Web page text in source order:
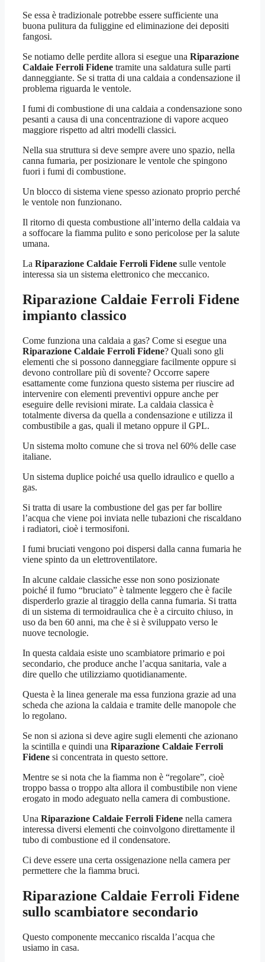
Se essa è tradizionale potrebbe essere sufficiente una
buona pulitura da fuliggine ed eliminazione dei depositi
fangosi.
Se notiamo delle perdite allora si esegue una Riparazione
Caldaie Ferroli Fidene tramite una saldatura sulle parti
danneggiante. Se si tratta di una caldaia a condensazione il
problema riguarda le ventole.
I fumi di combustione di una caldaia a condensazione sono
pesanti a causa di una concentrazione di vapore acqueo
maggiore rispetto ad altri modelli classici.
Nella sua struttura si deve sempre avere uno spazio, nella
canna fumaria, per posizionare le ventole che spingono
fuori i fumi di combustione.
Un blocco di sistema viene spesso azionato proprio perché
le ventole non funzionano.
Il ritorno di questa combustione all’interno della caldaia va
a soffocare la fiamma pulito e sono pericolose per la salute
umana.
La Riparazione Caldaie Ferroli Fidene sulle ventole
interessa sia un sistema elettronico che meccanico.
Riparazione Caldaie Ferroli Fidene
impianto classico
Come funziona una caldaia a gas? Come si esegue una
Riparazione Caldaie Ferroli Fidene? Quali sono gli
elementi che si possono danneggiare facilmente oppure si
devono controllare più di sovente? Occorre sapere
esattamente come funziona questo sistema per riuscire ad
intervenire con elementi preventivi oppure anche per
eseguire delle revisioni mirate. La caldaia classica è
totalmente diversa da quella a condensazione e utilizza il
combustibile a gas, quali il metano oppure il GPL.
Un sistema molto comune che si trova nel 60% delle case
italiane.
Un sistema duplice poiché usa quello idraulico e quello a
gas.
Si tratta di usare la combustione del gas per far bollire
l’acqua che viene poi inviata nelle tubazioni che riscaldano
i radiatori, cioè i termosifoni.
I fumi bruciati vengono poi dispersi dalla canna fumaria he
viene spinto da un elettroventilatore.
In alcune caldaie classiche esse non sono posizionate
poiché il fumo “bruciato” è talmente leggero che è facile
disperderlo grazie al tiraggio della canna fumaria. Si tratta
di un sistema di termoidraulica che è a circuito chiuso, in
uso da ben 60 anni, ma che è si è sviluppato verso le
nuove tecnologie.
In questa caldaia esiste uno scambiatore primario e poi
secondario, che produce anche l’acqua sanitaria, vale a
dire quello che utilizziamo quotidianamente.
Questa è la linea generale ma essa funziona grazie ad una
scheda che aziona la caldaia e tramite delle manopole che
lo regolano.
Se non si aziona si deve agire sugli elementi che azionano
la scintilla e quindi una Riparazione Caldaie Ferroli
Fidene si concentrata in questo settore.
Mentre se si nota che la fiamma non è “regolare”, cioè
troppo bassa o troppo alta allora il combustibile non viene
erogato in modo adeguato nella camera di combustione.
Una Riparazione Caldaie Ferroli Fidene nella camera
interessa diversi elementi che coinvolgono direttamente il
tubo di combustione ed il condensatore.
Ci deve essere una certa ossigenazione nella camera per
permettere che la fiamma bruci.
Riparazione Caldaie Ferroli Fidene
sullo scambiatore secondario
Questo componente meccanico riscalda l’acqua che
usiamo in casa.